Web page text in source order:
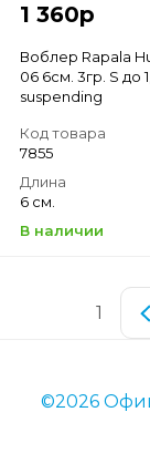
1 360р
Воблер Rapala
06 6см. 3гр. S до
suspending
Код товара
7855
Длина
6 см.
В наличии
1
©2026